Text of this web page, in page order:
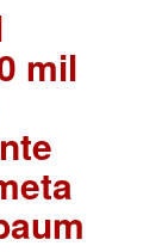
mil